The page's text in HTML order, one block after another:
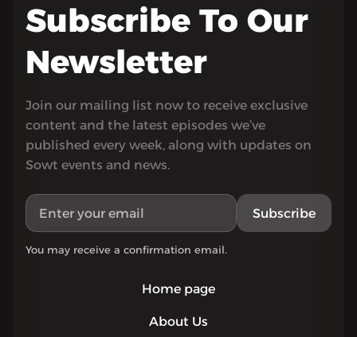
Home page
About Us
Subscribe To Our
Newsletter
Join our mailing list now to receive exclusive
content and the latest episodes we’ve
published every week, along with updates on
Sowt events and news.
Subscribe
You may receive a confirmation email.